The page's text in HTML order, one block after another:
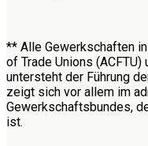
** Alle Gewerkschaften
of Trade Unions
untersteht der Führung
zeigt sich vor allem im
Gewerkschaftsbundes,
ist.